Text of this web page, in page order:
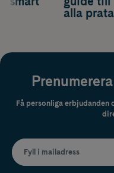
alla
Få personliga erbjudanden
Fyll i mailadress